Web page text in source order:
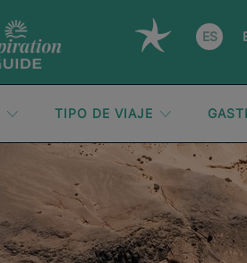
ES
TIPO DE VIAJE